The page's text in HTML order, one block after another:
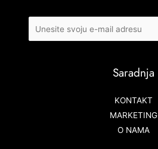
Saradnja
KONTAKT
MARKETING
O NAMA